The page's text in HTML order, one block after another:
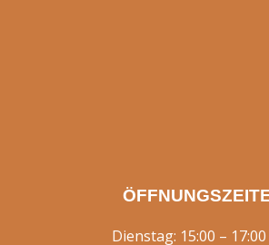
Dienstag: 15:00 –